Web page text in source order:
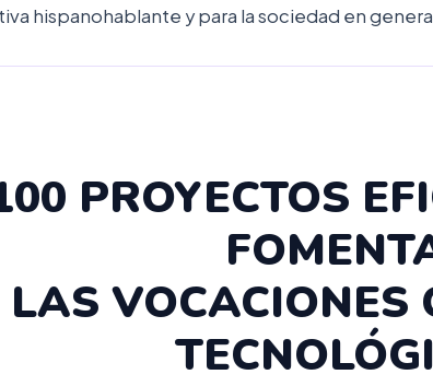
hispanohablante y para la sociedad en
PROYECTOS
LAS VOCACIONES